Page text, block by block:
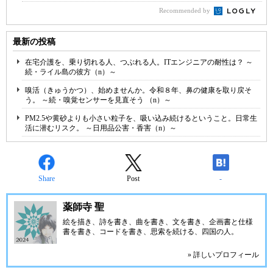
Recommended by
最新の投稿
在宅介護を、乗り切れる人、つぶれる人。ITエンジニアの耐性は？ ～
続・ライル島の彼方（n）～
嗅活（きゅうかつ）、始めませんか。令和８年、鼻の健康を取り戻そ
う。 ～続・嗅覚センサーを見直そう （n）～
PM2.5や黄砂よりも小さい粒子を、吸い込み続けるということ。日常生
活に潜むリスク。 ～日用品公害・香害（n）～
Share Post -
薬師寺 聖
絵を描き、詩を書き、曲を書き、文を書き、企画書と仕様
書を書き、コードを書き、思索を続ける、四国の人。
» 詳しいプロフィール